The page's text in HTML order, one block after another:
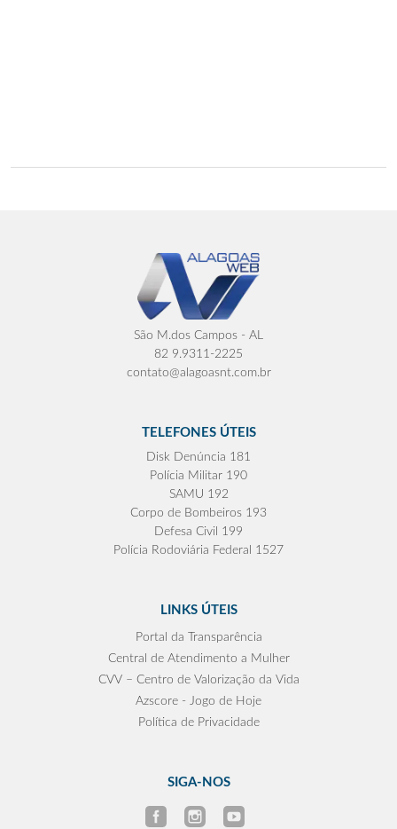
São M.dos Campos - AL
82 9.9311-2225
contato@alagoasnt.com.br
TELEFONES ÚTEIS
Disk Denúncia 181
Polícia Militar 190
SAMU 192
Corpo de Bombeiros 193
Defesa Civil 199
Polícia Rodoviária Federal 1527
LINKS ÚTEIS
Portal da Transparência
Central de Atendimento a Mulher
CVV – Centro de Valorização da Vida
Azscore - Jogo de Hoje
Política de Privacidade
SIGA-NOS